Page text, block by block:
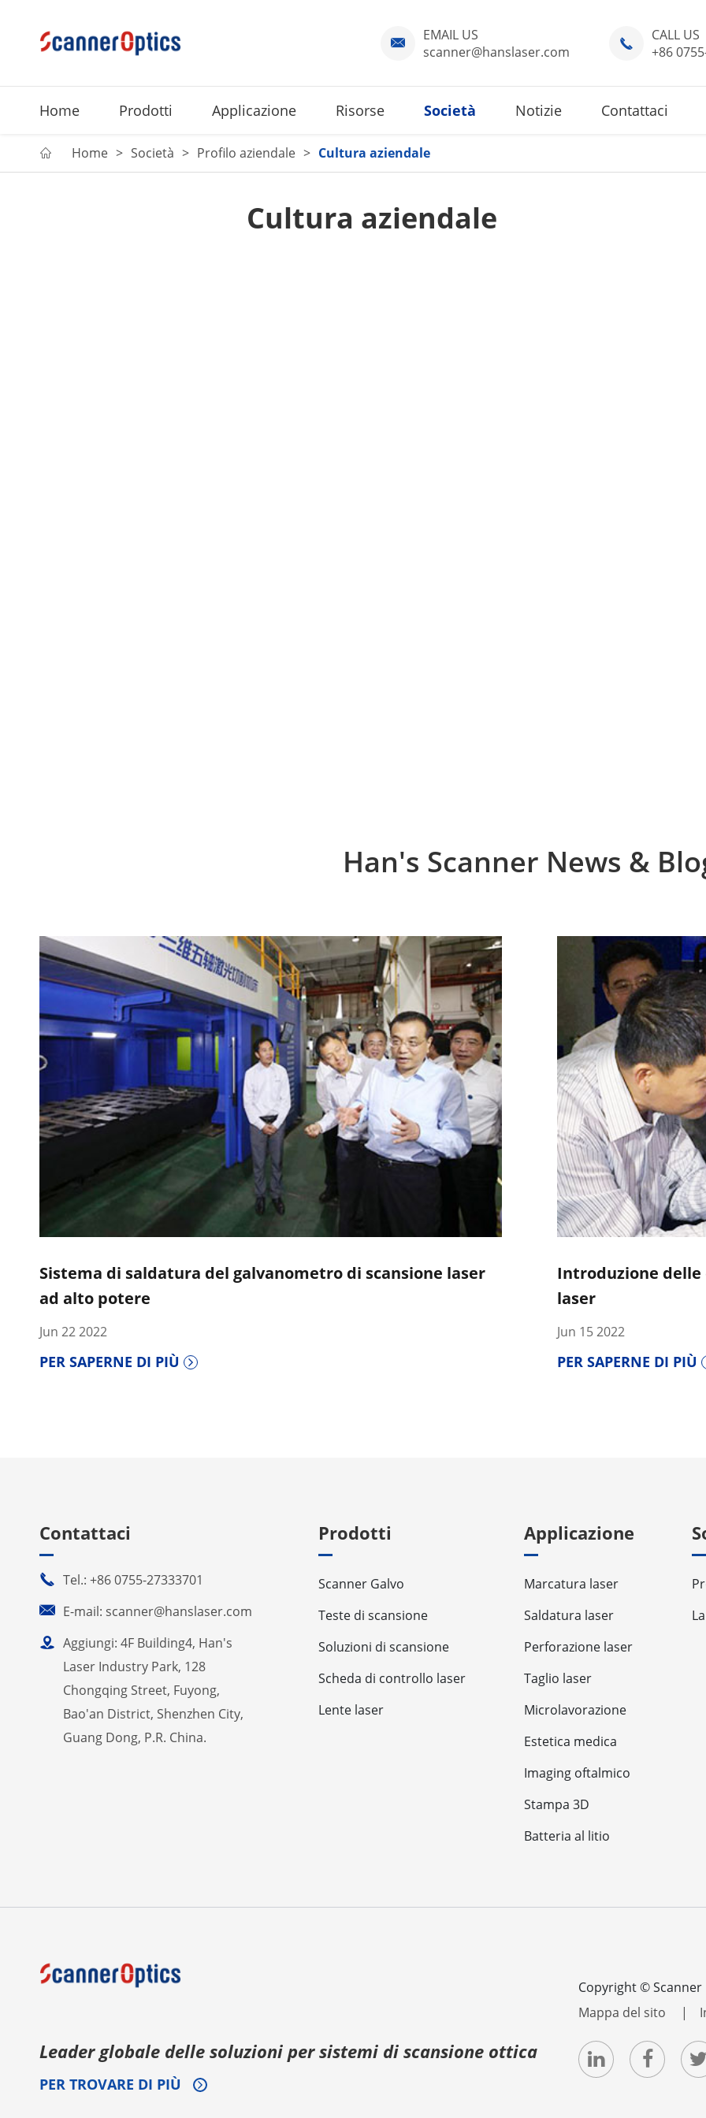

EMAIL US
scanner@hanslaser.com

CALL US
+86
Home Prodotti Applicazione Risorse Società Notizie Contattaci
 Home Società Profilo aziendale Cultura aziendale
Cultura aziendale
Han's Scanner News &
Sistema di saldatura del galvanometro di scansione laser
ad alto potere
Jun 22 2022
PER SAPERNE DI PIÙ
Introduzione
laser
Jun 15 2022
PER SAPERNE DI PIÙ
Contattaci
 Tel.: +86 0755-27333701
 E-mail: scanner@hanslaser.com
 Aggiungi: 4F Building4, Han's
Laser Industry Park, 128
Chongqing Street, Fuyong,
Bao'an District, Shenzhen City,
Guang Dong, P.R. China.
Prodotti
Scanner Galvo
Teste di scansione
Soluzioni di scansione
Scheda di controllo laser
Lente laser
Applicazione
Marcatura laser
Saldatura laser
Perforazione laser
Taglio laser
Microlavorazione
Estetica medica
Imaging oftalmico
Stampa 3D
Batteria al litio
Leader globale delle soluzioni per sistemi di scansione ottica
PER TROVARE DI PIÙ
Copyright ©Scanner
Mappa del sito